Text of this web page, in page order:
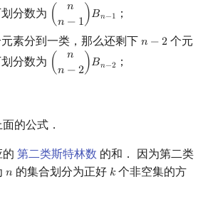
分数为 (
𝑛
𝑛 − 1 )𝐵𝑛−1
( )B n−1 ；
素分到一类，那么还剩下 𝑛 −2
n −2
个元
分数为 (
𝑛
𝑛 −2)𝐵𝑛−2
(n )B n−2 ；
的公式．
第二类斯特林数 的和． 因为第二类
𝑛
n 的集合划分为正好 𝑘
k个非空集的方